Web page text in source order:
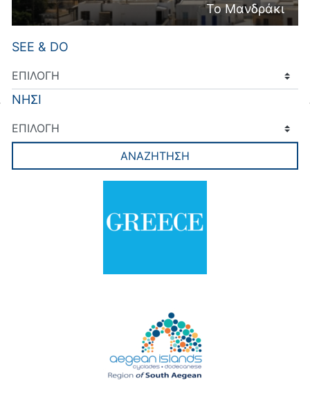
Το Μανδράκι
SEE & DO
ΝΗΣΙ